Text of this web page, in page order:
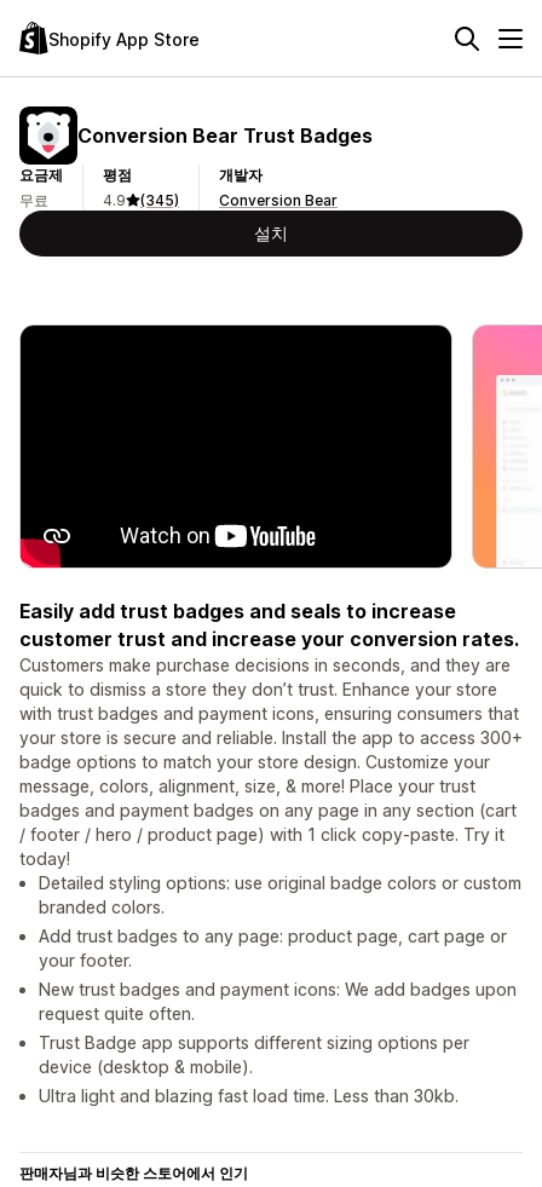
Shopify App Store
Conversion Bear Trust Badges
요금제
무료
평점
4.9
(345)
개발자
Conversion Bear
설치
Easily add trust badges and seals to increase
customer trust and increase your conversion rates.
Customers make purchase decisions in seconds, and they are
quick to dismiss a store they don’t trust. Enhance your store
with trust badges and payment icons, ensuring consumers that
your store is secure and reliable. Install the app to access 300+
badge options to match your store design. Customize your
message, colors, alignment, size, & more! Place your trust
badges and payment badges on any page in any section (cart
/ footer / hero / product page) with 1 click copy-paste. Try it
today!
Detailed styling options: use original badge colors or custom
branded colors.
Add trust badges to any page: product page, cart page or
your footer.
New trust badges and payment icons: We add badges upon
request quite often.
Trust Badge app supports different sizing options per
device (desktop & mobile).
Ultra light and blazing fast load time. Less than 30kb.
판매자님과 비슷한 스토어에서 인기